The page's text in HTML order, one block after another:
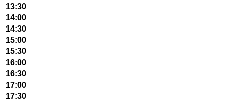
13:30
14:00
14:30
15:00
15:30
16:00
16:30
17:00
17:30